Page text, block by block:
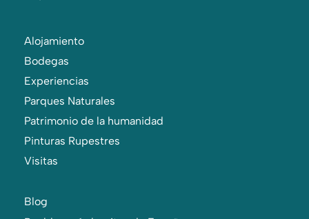
Alojamiento
Bodegas
Experiencias
Parques Naturales
Patrimonio de la humanidad
Pinturas Rupestres
Visitas
Blog